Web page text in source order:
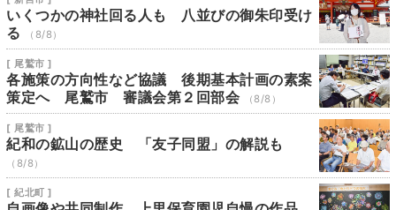
いくつかの神社回る人も 八並びの御朱印受け
る
（8/8）
[ 尾鷲市 ]
各施策の方向性など協議 後期基本計画の素案
策定へ 尾鷲市 審議会第２回部会
（8/8）
[ 尾鷲市 ]
紀和の鉱山の歴史 「友子同盟」の解説も
（8/8）
[ 紀北町 ]